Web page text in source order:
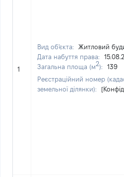
1
Вид об'єкта:
Житловий
Дата набуття права:
Загальна площа (м2):
139
Реєстраційний номер
земельної ділянки):